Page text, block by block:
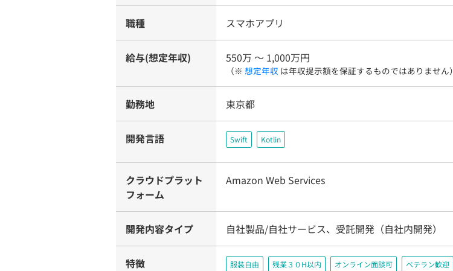
職種 スマホアプリ
給与(想定年収) 550万 〜 1,000万円
（※ 想定年収 は年収提示額を保証するものではありません）
勤務地 東京都
開発言語 Swift Kotlin
クラウドプラット
フォーム
Amazon Web Services
開発内容タイプ 自社製品/自社サービス、受託開発（自社内開発）
特徴 服装自由 残業３０H以内 オンライン面談可 ベテラン歓迎